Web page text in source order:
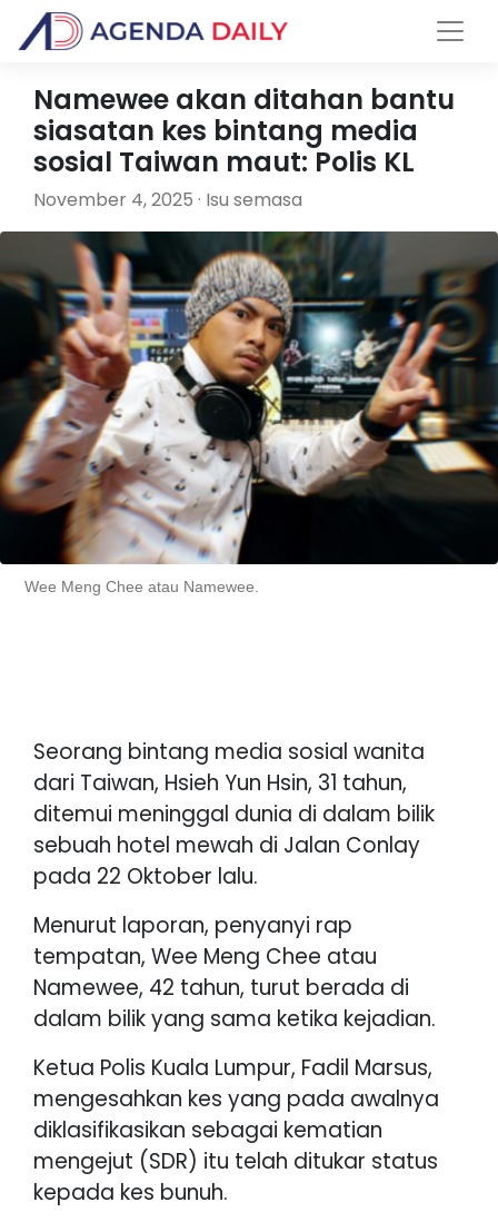
Namewee akan ditahan bantu
siasatan kes bintang media
sosial Taiwan maut: Polis KL
November 4, 2025 · Isu semasa
Wee Meng Chee atau Namewee.
Seorang bintang media sosial wanita
dari Taiwan, Hsieh Yun Hsin, 31 tahun,
ditemui meninggal dunia di dalam bilik
sebuah hotel mewah di Jalan Conlay
pada 22 Oktober lalu.
Menurut laporan, penyanyi rap
tempatan, Wee Meng Chee atau
Namewee, 42 tahun, turut berada di
dalam bilik yang sama ketika kejadian.
Ketua Polis Kuala Lumpur, Fadil Marsus,
mengesahkan kes yang pada awalnya
diklasifikasikan sebagai kematian
mengejut (SDR) itu telah ditukar status
kepada kes bunuh.